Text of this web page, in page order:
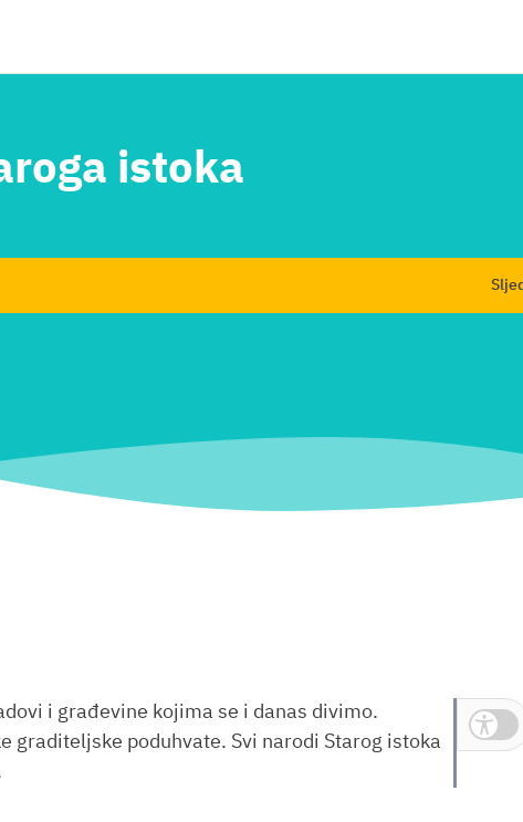
istoka
i građevine kojima se i danas divimo.
graditeljske poduhvate. Svi narodi Starog istoka